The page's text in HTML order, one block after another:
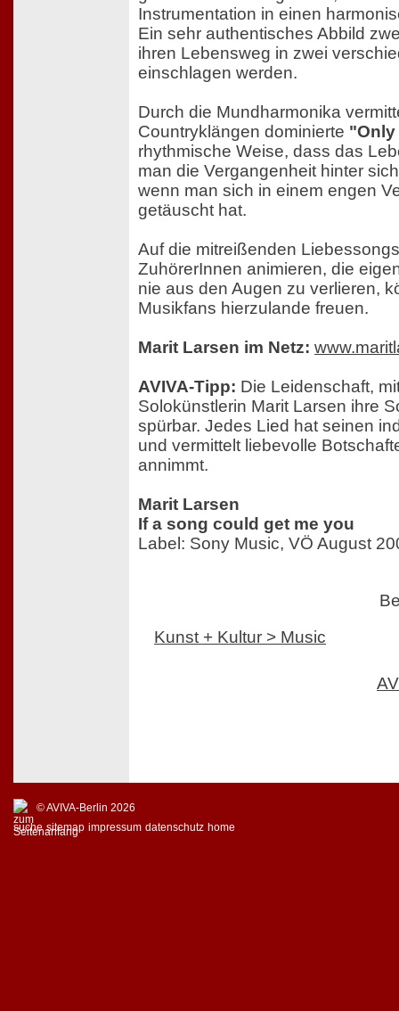
Instrumentation in einen
Ein sehr authentisches Abbild
ihren Lebensweg in zwei
einschlagen werden.
Durch die Mundharmonika
Countryklängen dominierte
rhythmische Weise, dass das
man die Vergangenheit hinter
wenn man sich in einem engen
getäuscht hat.
Auf die mitreißenden
ZuhörerInnen animieren, die
nie aus den Augen zu verlieren,
Musikfans hierzulande freuen.
Marit Larsen im Netz:
AVIVA-Tipp: Die Leidenschaft,
Solokünstlerin Marit Larsen ihre
spürbar. Jedes Lied hat seinen
und vermittelt liebevolle
annimmt.
Marit Larsen
If a song could get me you
Label: Sony Music, VÖ August
Kunst + Kultur > Music
© AVIVA-Berlin 2026
suche sitemap impressum datenschutz home